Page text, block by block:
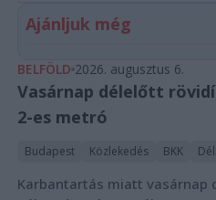
Ajánljuk még
BELFÖLD 2026. augusztus 6.
Vasárnap délelőtt
2-es metró
Budapest Közlekedés BKK
Karbantartás miatt vasárnap